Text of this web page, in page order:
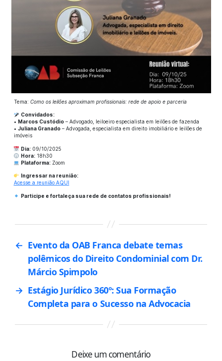
Tema: Como os leilões aproximam profissionais: rede de apoio e parceria
Convidados:
• Marcos Custódio– Advogado, leiloeiro especialista em leilões de fazenda
• Juliana Granado– Advogada, especialista em direito imobiliário e leilões de
imóveis
Dia:09/10/2025
Hora:18h30
Plataforma:Zoom
Ingressar na reunião:
Acesse a reunião AQUI
Participe e fortaleça sua rede de contatos profissionais!
← Evento da OAB Franca debate temas
polêmicos do Direito Condominial com Dr.
Márcio Spimpolo
→ Estágio Jurídico 360º: Sua Formação
Completa para o Sucesso na Advocacia
Deixe um comentário